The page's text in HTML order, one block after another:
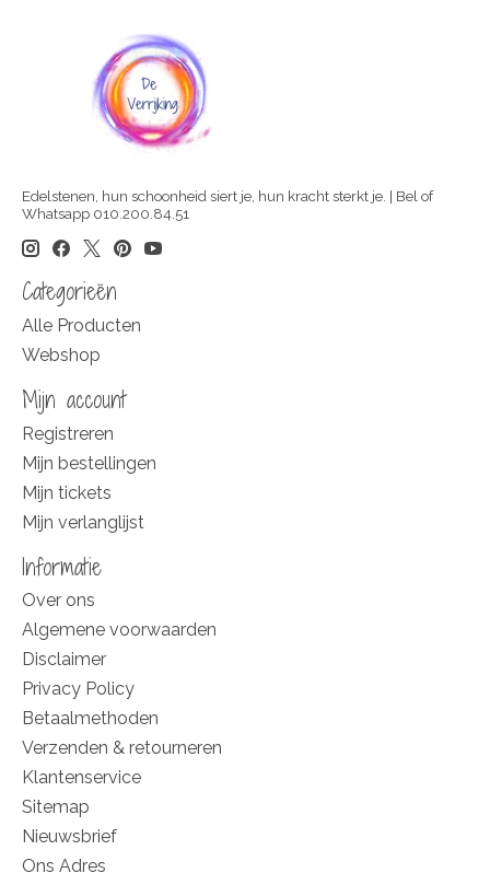
Edelstenen, hun schoonheid siert je, hun kracht sterkt je. | Bel of
Whatsapp 010.200.84.51
Categorieën
Alle Producten
Webshop
Mijn account
Registreren
Mijn bestellingen
Mijn tickets
Mijn verlanglijst
Informatie
Over ons
Algemene voorwaarden
Disclaimer
Privacy Policy
Betaalmethoden
Verzenden & retourneren
Klantenservice
Sitemap
Nieuwsbrief
Ons Adres